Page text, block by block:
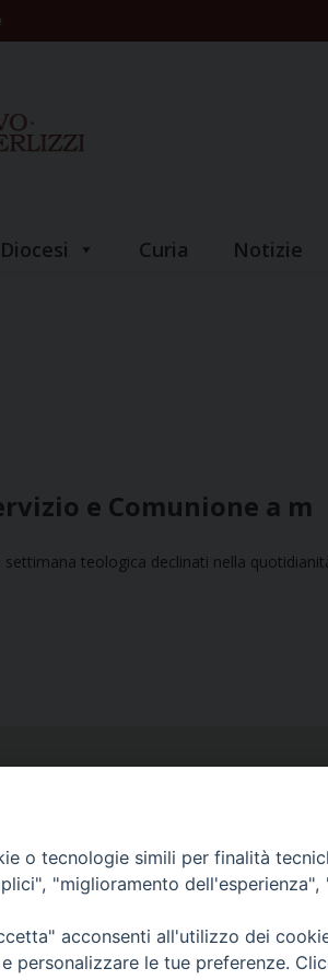
Diocesi Curia Notizie
e Comunione a m
teologica declinati nella
Ufficio
Piazza
o tecnologie simili per finalità
"miglioramento
acconsenti all'utilizzo dei
personalizzare le tue preferenze.